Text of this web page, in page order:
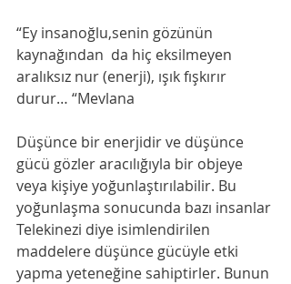
“Ey insanoğlu,senin gözünün
kaynağından  da hiç eksilmeyen
aralıksız nur (enerji), ışık fışkırır
durur… “Mevlana
Düşünce bir enerjidir ve düşünce
gücü gözler aracılığıyla bir objeye
veya kişiye yoğunlaştırılabilir. Bu
yoğunlaşma sonucunda bazı insanlar
Telekinezi diye isimlendirilen
maddelere düşünce gücüyle etki
yapma yeteneğine sahiptirler. Bunun